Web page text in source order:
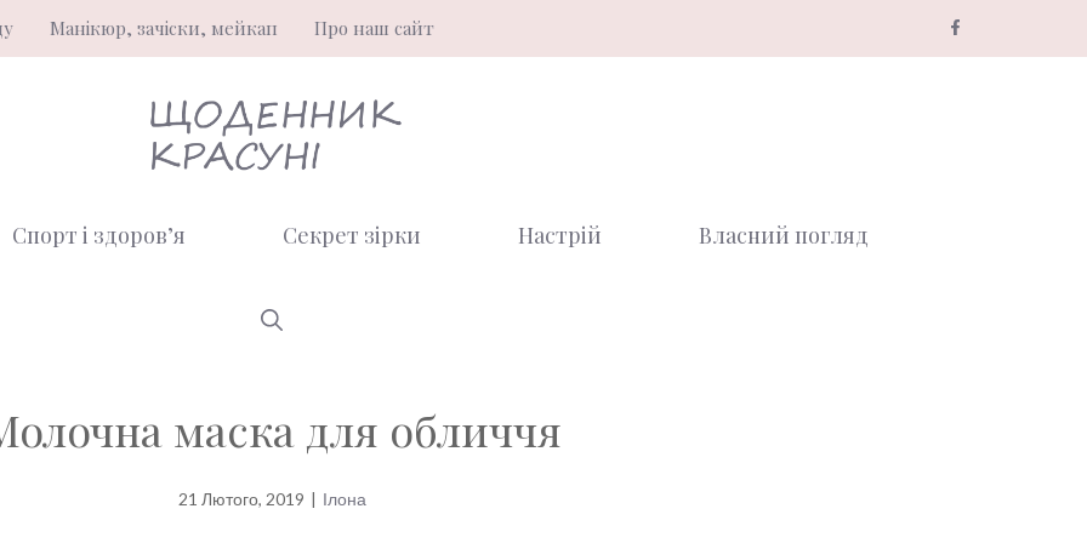
Манікюр, зачіски, мейкап Про наш сайт
Спорт і здоров’я Секрет зірки Настрій Власний погляд
маска для обличчя
21 Лютого, 2019 | Ілона